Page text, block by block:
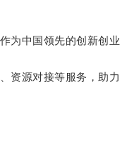
中国领先的创新创业
源对接等服务，助力